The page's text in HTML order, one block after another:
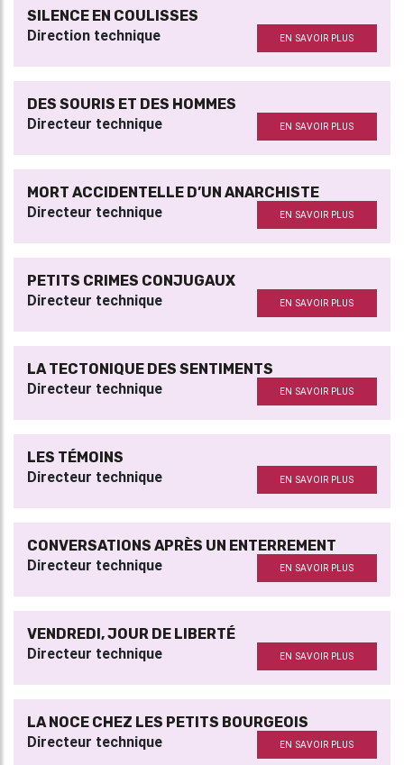
SILENCE EN COULISSES
Direction technique EN SAVOIR PLUS
DES SOURIS ET DES HOMMES
Directeur technique EN SAVOIR PLUS
MORT ACCIDENTELLE D’UN ANARCHISTE
Directeur technique EN SAVOIR PLUS
PETITS CRIMES CONJUGAUX
Directeur technique EN SAVOIR PLUS
LA TECTONIQUE DES SENTIMENTS
Directeur technique EN SAVOIR PLUS
LES TÉMOINS
Directeur technique EN SAVOIR PLUS
CONVERSATIONS APRÈS UN ENTERREMENT
Directeur technique EN SAVOIR PLUS
VENDREDI, JOUR DE LIBERTÉ
Directeur technique EN SAVOIR PLUS
LA NOCE CHEZ LES PETITS BOURGEOIS
Directeur technique EN SAVOIR PLUS